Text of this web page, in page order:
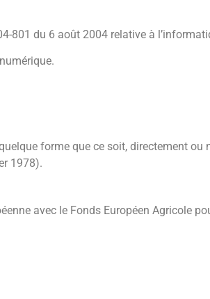
801 du 6 août 2004 relative à
forme que ce soit, directement ou
1978).
avec le Fonds Européen Agricole